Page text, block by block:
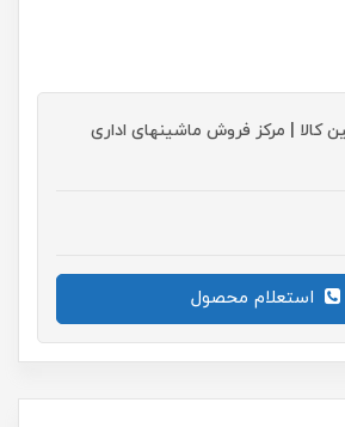
کالا | مرکز فروش ماشینهای اداری